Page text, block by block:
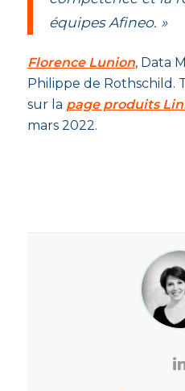
équipes Afineo. »
Florence Lunion, Data
Philippe de Rothschild.
sur la page produits
mars 2022.